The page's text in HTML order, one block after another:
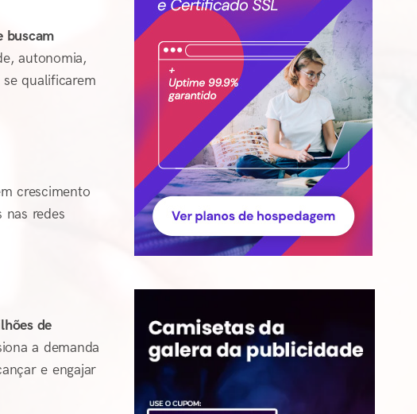
buscam
autonomia,
qualificarem
crescimento
nas redes
de
a demanda
e engajar